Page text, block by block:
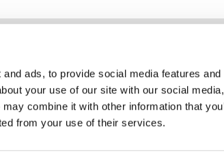
ads, to provide social media features
your use of our site with our social media,
combine it with other information that
from your use of their services.